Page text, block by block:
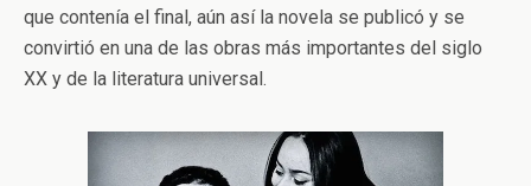
que contenía el final, aún así la novela se publicó y se
convirtió en una de las obras más importantes del siglo
XX y de la literatura universal.